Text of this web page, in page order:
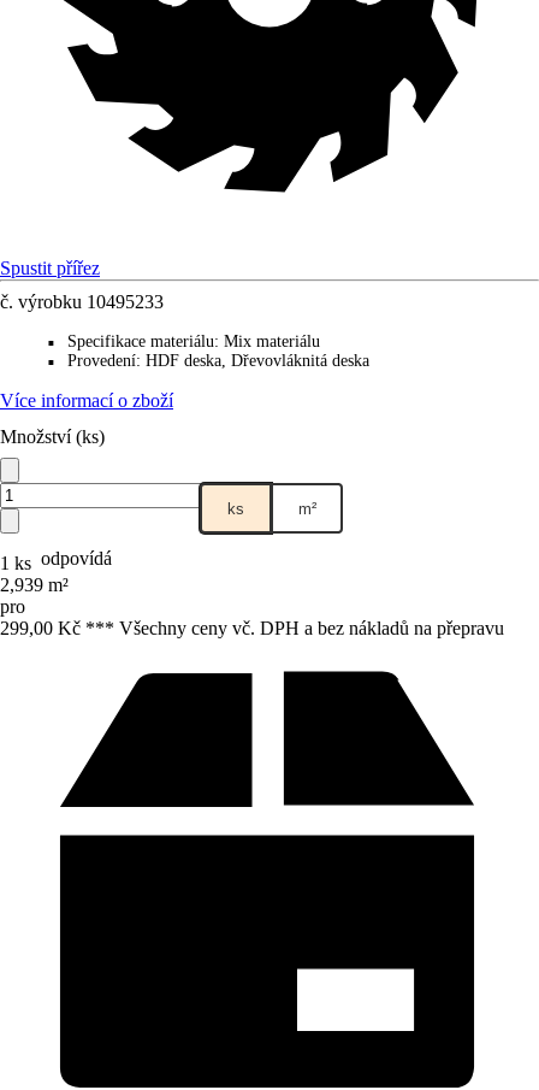
Spustit přířez
č. výrobku 10495233
■ Specifikace materiálu: Mix materiálu
■ Provedení: HDF deska, Dřevovláknitá deska
Více informací o zboží
Množství (ks)
ks m²
1 ks odpovídá
2,939 m²
pro
299,00 Kč *** Všechny ceny vč. DPH a bez nákladů na přepravu